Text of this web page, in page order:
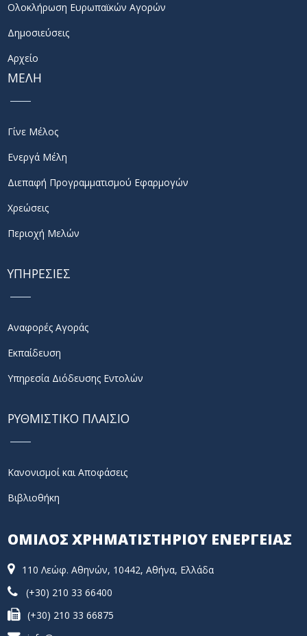
Ολοκλήρωση Ευρωπαϊκών Αγορών
Δημοσιεύσεις
Αρχείο
ΜΕΛΗ
Γίνε Μέλος
Ενεργά Μέλη
Διεπαφή Προγραμματισμού Εφαρμογών
Χρεώσεις
Περιοχή Μελών
ΥΠΗΡΕΣΙΕΣ
Αναφορές Αγοράς
Εκπαίδευση
Υπηρεσία Διόδευσης Εντολών
ΡΥΘΜΙΣΤΙΚΟ ΠΛΑΙΣΙΟ
Κανονισμοί και Αποφάσεις
Βιβλιοθήκη
ΟΜΙΛΟΣ ΧΡΗΜΑΤΙΣΤΗΡΙΟΥ ΕΝΕΡΓΕΙΑΣ
110 Λεώφ. Αθηνών, 10442, Αθήνα, Ελλάδα
(+30) 210 33 66400
(+30) 210 33 66875